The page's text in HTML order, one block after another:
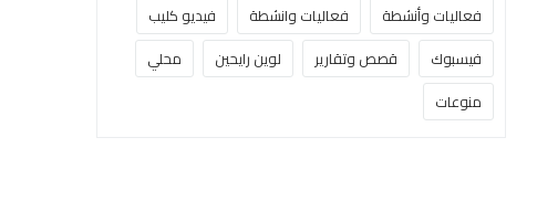
فعاليات وأنشطة
فعاليات وانشطة
فيديو كليب
فيسبوك
قصص وتقارير لوين رايحين
محلي
منوعات